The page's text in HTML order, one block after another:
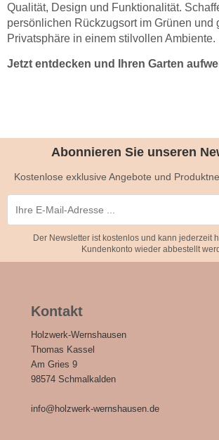
Qualität, Design und Funktionalität.
persönlichen Rückzugsort im Grünen und
Privatsphäre in einem stilvollen Ambiente.
Jetzt entdecken und Ihren Garten
Abonnieren Sie unseren
Kostenlose exklusive Angebote und
Der Newsletter ist kostenlos und kann jederzeit
Kundenkonto wieder abbestellt
Kontakt
Holzwerk-Wernshausen
Thomas Kassel
Am Gries 9
98574 Schmalkalden
info@holzwerk-wernshausen.de